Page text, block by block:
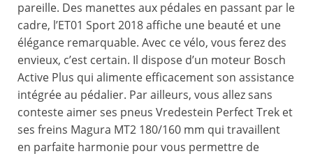
pareille. Des manettes aux pédales en passant par le
cadre, l’ET01 Sport 2018 affiche une beauté et une
élégance remarquable. Avec ce vélo, vous ferez des
envieux, c’est certain. Il dispose d’un moteur Bosch
Active Plus qui alimente efficacement son assistance
intégrée au pédalier. Par ailleurs, vous allez sans
conteste aimer ses pneus Vredestein Perfect Trek et
ses freins Magura MT2 180/160 mm qui travaillent
en parfaite harmonie pour vous permettre de